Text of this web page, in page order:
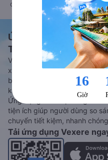
cho bạn di chuyển.
Ứng dụng đặt vé Xe
Tàu hoả và Thuê xe
Vexere - ứng dụng đặt vé đa
xe chất lượng cao, 5000+
bay và hãng tàu cùng dịch vụ
khắp các tỉnh thành tại Việt
Ứng dụng hiển thị thông tin
tiện ích giúp người dùng so
chuyển tiết kiệm, nhanh
Tải ứng dụng Vexere